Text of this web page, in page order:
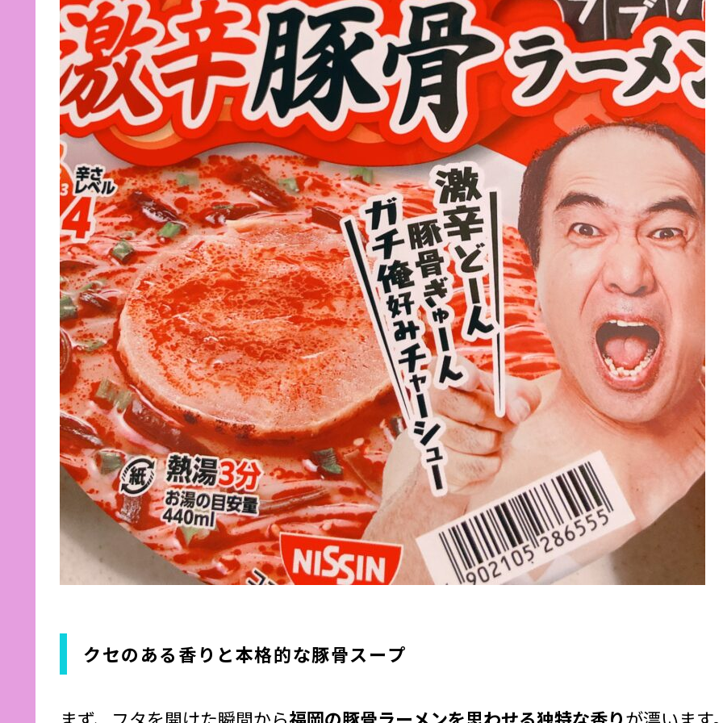
クセのある香りと本格的な豚骨スープ